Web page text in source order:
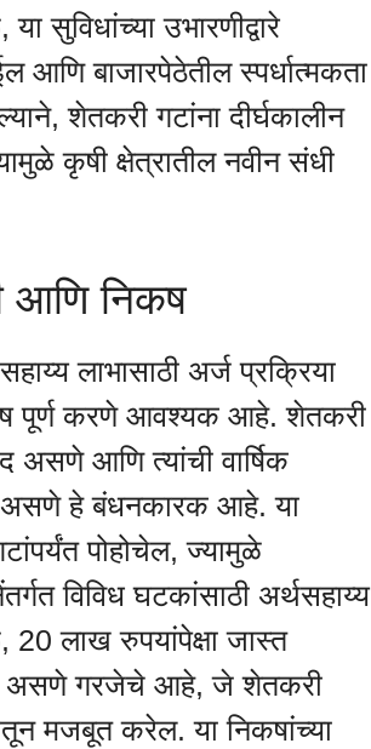
सुविधांच्या उभारणीद्वारे
आणि बाजारपेठेतील स्पर्धात्मकता
शेतकरी गटांना दीर्घकालीन
कृषी क्षेत्रातील नवीन संधी
आणि निकष
लाभासाठी अर्ज प्रक्रिया
पूर्ण करणे आवश्यक आहे. शेतकरी
असणे आणि त्यांची वार्षिक
असणे हे बंधनकारक आहे. या
पोहोचेल, ज्यामुळे
विविध घटकांसाठी अर्थसहाय्य
20 लाख रुपयांपेक्षा जास्त
असणे गरजेचे आहे, जे शेतकरी
मजबूत करेल. या निकषांच्या